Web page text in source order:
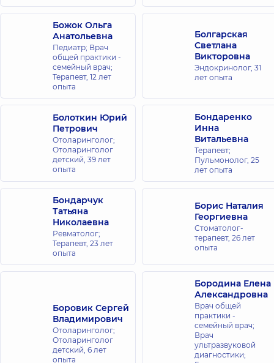
Медицинский
Центр
«Добробут»
для всей
семьи в
Ирпене
ул. Поэзии
(Грибоедова),
8-А, г. Ирпень
Медицинский
Центр
«Добробут»
для всей
семьи в
Голосеево
ул. Самойло
Кошки
(Маршала
Конева), 10/1,
Центр
«Добробут»
для всей
семьи на
Берестейской
Божок Ольга
Анатольевна
Педиатр; Врач
общей практики -
семейный врач;
Терапевт, 12 лет
опыта
Болгарская
Светлана
Викторовна
Эндокринолог, 31
лет опыта
Болоткин Юрий
Петрович
Отоларинголог;
Отоларинголог
детский, 39 лет
опыта
Бондаренко
Инна
Витальевна
Терапевт;
Пульмонолог, 25
лет опыта
Бондарчук
Татьяна
Николаевна
Ревматолог;
Терапевт, 23 лет
опыта
Борис Наталия
Георгиевна
Стоматолог-
терапевт, 26 лет
опыта
Боровик Сергей
Владимирович
Отоларинголог;
Отоларинголог
детский, 6 лет
опыта
Бородина Елена
Александровна
Врач общей
практики -
семейный врач;
Врач
ультразвуковой
диагностики;